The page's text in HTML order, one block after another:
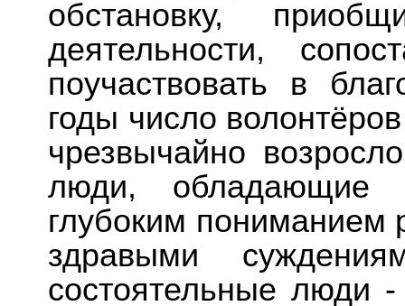
обстановку,
деятельности,
поучаствовать в
годы число
чрезвычайно
люди, обладающие
глубоким пониманием
здравыми
состоятельные люди